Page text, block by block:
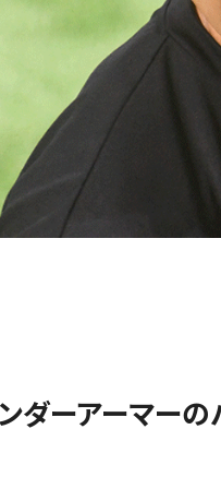
ダーアーマー